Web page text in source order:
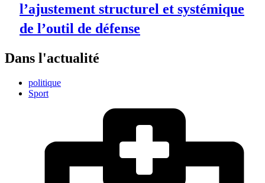
l’ajustement structurel et systémique
de l’outil de défense
Dans l'actualité
politique
Sport